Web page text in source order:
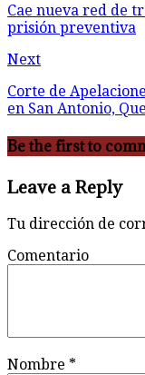
Cae nueva red de
prisión preventiva
Next
Corte de
en San Antonio,
Be the first to
Leave a Reply
Tu dirección de
Comentario
Nombre *